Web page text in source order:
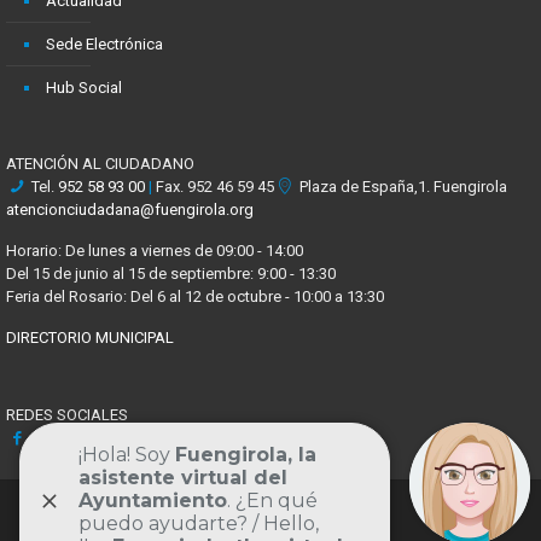
Sede Electrónica
Hub Social
ATENCIÓN AL CIUDADANO
Tel. 952 58 93 00 | Fax. 952 46 59 45
Plaza de España,1. Fuengirola
atencionciudadana@fuengirola.org
Horario: De lunes a viernes de 09:00 - 14:00
Del 15 de junio al 15 de septiembre: 9:00 - 13:30
Feria del Rosario: Del 6 al 12 de octubre - 10:00 a 13:30
DIRECTORIO MUNICIPAL
REDES SOCIALES
Facebook
Volver